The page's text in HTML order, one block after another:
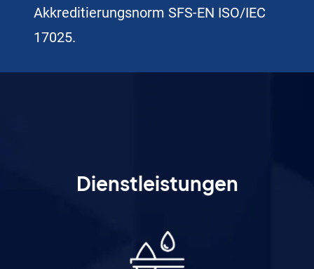
Akkreditierungsnorm SFS-EN ISO/IEC
17025.
Dienstleistungen